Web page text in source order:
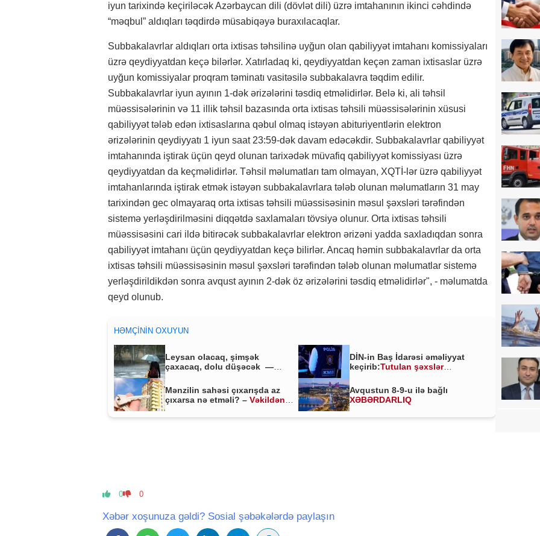
iyun tarixində keçiriləcək Azərbaycan dili (dövlət dili) üzrə imtahanının ikinci cəhdində
“məqbul” aldıqları təqdirdə müsabiqəyə buraxılacaqlar.
Subbakalavrlar aldıqları orta ixtisas təhsilinə uyğun olan qabiliyyət imtahanı komissiyaları
üzrə qeydiyyatdan keçə bilərlər. Xatırladaq ki, qeydiyyatdan keçən zaman ixtisaslar üzrə
uyğun komissiyalar proqram təminatı vasitəsilə subbakalavra təqdim edilir.
Subbakalavrlar iyun ayının 1-dək ərizələrini təsdiq etməlidirlər. Belə ki, ali təhsil
müəssisələrinin və 11 illik təhsil bazasında orta ixtisas təhsili müəssisələrinin xüsusi
qabiliyyət tələb edən ixtisaslarına qəbul olmaq istəyən abituriyentlərin elektron
ərizələrinin qeydiyyatı 1 iyun saat 23:59-dək davam edəcəkdir. Subbakalavrlar qabiliyyət
imtahanında iştirak üçün qeyd olunan tarixədək müvafiq qabiliyyət komissiyası üzrə
qeydiyyatdan da keçməlidirlər. Təhsil məlumatları tam olmayan, XQTİ-lər üzrə qabiliyyət
imtahanlarında iştirak etmək istəyən subbakalavrlara tələb olunan məlumatların 31 may
tarixindən gec olmayaraq orta ixtisas təhsili müəssisəsinin məsul şəxsləri tərəfindən
sistemə yerləşdirilməsini diqqətdə saxlamaları tövsiyə olunur. Orta ixtisas təhsili
müəssisəsini cari ildə bitirəcək subbakalavrlar elektron ərizəni yadda saxladıqdan sonra
qabiliyyət imtahanı üçün qeydiyyatdan keçə bilirlər. Ancaq həmin subbakalavrlar da orta
ixtisas təhsili müəssisəsinin məsul şəxsləri tərəfindən tələb olunan məlumatlar sistemə
yerləşdirildikdən sonra avqust ayının 2-dək öz ərizələrini təsdiq etməlidirlər", - məlumatda
qeyd olunub.
HƏMÇININ OXUYUN
Leysan olacaq, şimşək
çaxacaq, dolu düşəcək —
DİN-in Baş İdarəsi əməliyyat
keçirib:Tutulan şəxslər
Mənzilin sahəsi çıxarışda az
çıxarsa nə etməli? –Vəkildən
Avqustun 8-9-u ilə bağlı
XƏBƏRDARLIQ
0 0
Xəbər xoşunuza gəldi? Sosial şəbəkələrdə paylaşın